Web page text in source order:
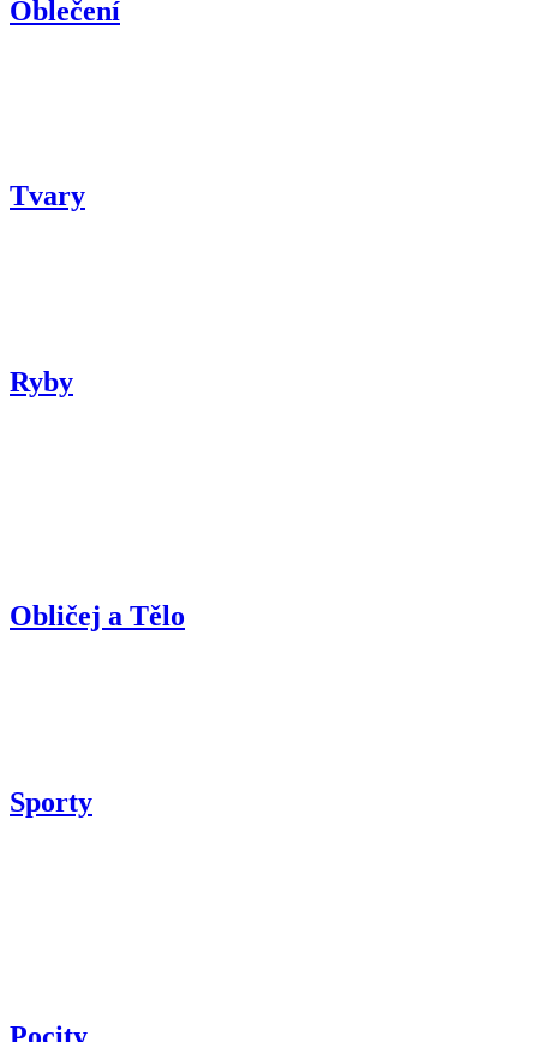
Oblečení
Tvary
Ryby
Obličej a Tělo
Sporty
Pocity